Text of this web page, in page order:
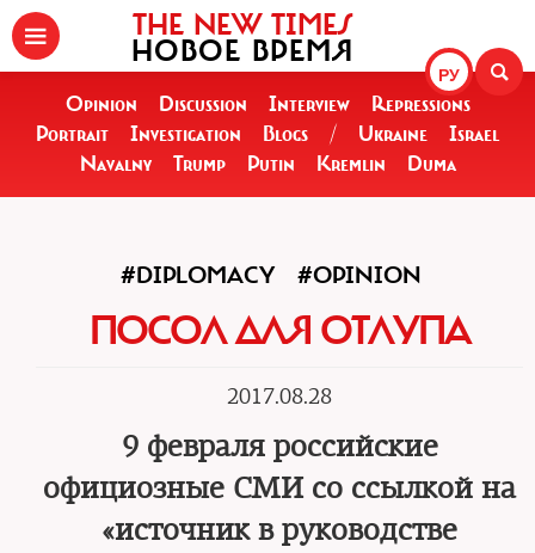
РУ
THE NEW TIMES
НОВОЕ ВРЕМЯ
Opinion Discussion Interview
Repressions
Portrait
Investigation Blogs / Ukraine
Israel
Navalny
Trump Putin Kremlin Duma
#DIPLOMACY #OPINION
ПОСОЛ ДЛЯ ОТЛУПА
2017.08.28
9 февраля российские
официозные СМИ со ссылкой на
«источник в руководстве